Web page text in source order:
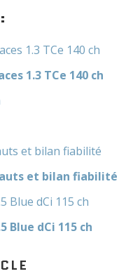
1.3 TCe 140 ch
et bilan fiabilité
Blue dCi 115 ch